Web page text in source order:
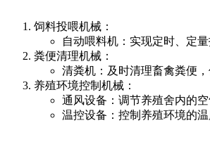
饲料投喂机械：
自动喂料机：实现定时、定
粪便清理机械：
清粪机：及时清理畜禽粪便，
养殖环境控制机械：
通风设备：调节养殖舍内的空
温控设备：控制养殖环境的